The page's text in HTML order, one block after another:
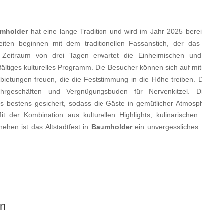
hat eine lange Tradition und wird im Jahr 2025
beginnen mit dem traditionellen Fassanstich, der das
von drei Tagen erwartet die Einheimischen
kulturelles Programm. Die Besucher können sich auf
freuen, die die Feststimmung in die Höhe treiben.
und Vergnügungsbuden für Nervenkitzel.
bestens gesichert, sodass die Gäste in gemütlicher
der Kombination aus kulturellen Highlights, kulinarischen
ist das Altstadtfest in Baumholderein unvergessliches